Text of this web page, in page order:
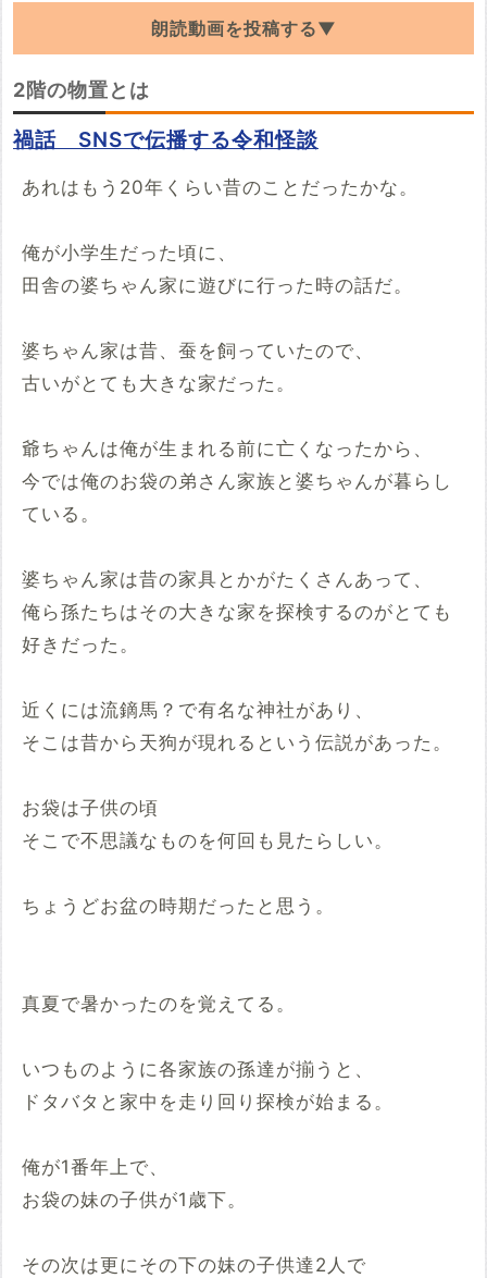
朗読動画を投稿する▼
「2階の物置」の朗読動画を探しています。
YouTubeでこの話の朗読動画を見つけたらぜ
ひ投稿していってください。
※YouTubeのURL
例：https://www.youtube.com/watch?v=***********
例：https://youtu.be/***********
再生開始の時間を指定する場合は入力してください
投稿する
2階の物置とは
禍話 SNSで伝播する令和怪談
あれはもう20年くらい昔のことだったかな。
俺が小学生だった頃に、
田舎の婆ちゃん家に遊びに行った時の話だ。
婆ちゃん家は昔、蚕を飼っていたので、
古いがとても大きな家だった。
爺ちゃんは俺が生まれる前に亡くなったから、
今では俺のお袋の弟さん家族と婆ちゃんが暮らし
ている。
婆ちゃん家は昔の家具とかがたくさんあって、
俺ら孫たちはその大きな家を探検するのがとても
好きだった。
近くには流鏑馬？で有名な神社があり、
そこは昔から天狗が現れるという伝説があった。
お袋は子供の頃
そこで不思議なものを何回も見たらしい。
ちょうどお盆の時期だったと思う。
真夏で暑かったのを覚えてる。
いつものように各家族の孫達が揃うと、
ドタバタと家中を走り回り探検が始まる。
俺が1番年上で、
お袋の妹の子供が1歳下。
その次は更にその下の妹の子供達2人で